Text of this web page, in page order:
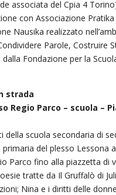
associata del Cpia 4
con Associazione Pratika
Nausika realizzato
Parole, Costruire
Fondazione per la
strada
Regio Parco – scuola –
della scuola secondaria di
primaria del plesso Lessona
Parco fino alla piazzetta di
tratte da Il Gruffalò di
Nina e i diritti delle